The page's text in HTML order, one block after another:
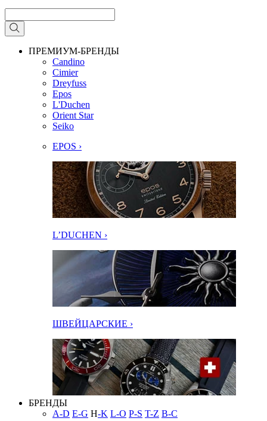
ПРЕМИУМ-БРЕНДЫ
Candino
Cimier
Dreyfuss
Epos
L'Duchen
Orient Star
Seiko
EPOS ›
L’DUCHEN ›
ШВЕЙЦАРСКИЕ ›
БРЕНДЫ
A-D E-G H-K L-O P-S T-Z В-С